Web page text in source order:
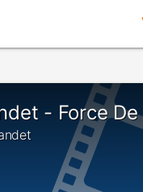
- Force De